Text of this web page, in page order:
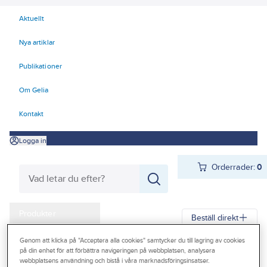
Aktuellt
Nya artiklar
Publikationer
Om Gelia
Kontakt
Logga in
Orderrader:0
Outlet
Beställ direkt
Gelia Produkter Personligt skydd Kläder Byxor Kilt/Kjol
Genom att klicka på "Acceptera alla cookies" samtycker du till lagring av cookies
på din enhet för att förbättra navigeringen på webbplatsen, analysera
webbplatsens användning och bistå i våra marknadsföringsinsatser.